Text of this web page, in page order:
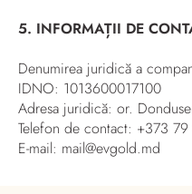
5. INFORMAȚII DE
Denumirea juridică a
IDNO: 1013600017100
Adresa juridică: or.
Telefon de contact: +373 79
E-mail: mail@evgold.md